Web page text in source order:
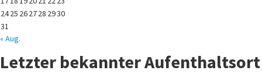
2425 262728 2930
31
« Aug.
Letzter bekannter Aufenthaltsort